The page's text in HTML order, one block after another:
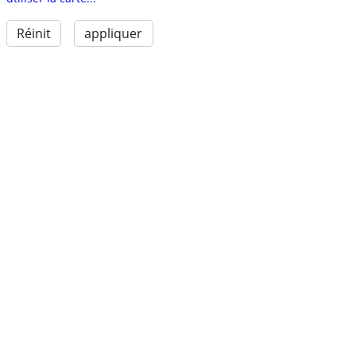
Réinit appliquer